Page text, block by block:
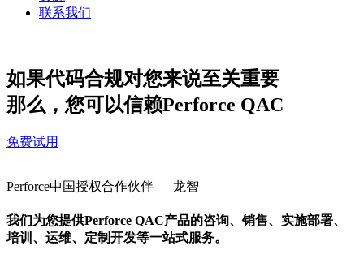
联系我们
如果代码合规对您来说至关重要
那么，您可以信赖Perforce QAC
免费试用
Perforce中国授权合作伙伴 — 龙智
我们为您提供Perforce QAC产品的咨询、销售、实施部署、
培训、运维、定制开发等一站式服务。